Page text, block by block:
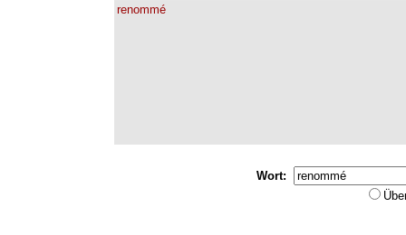
renommé
Wort: